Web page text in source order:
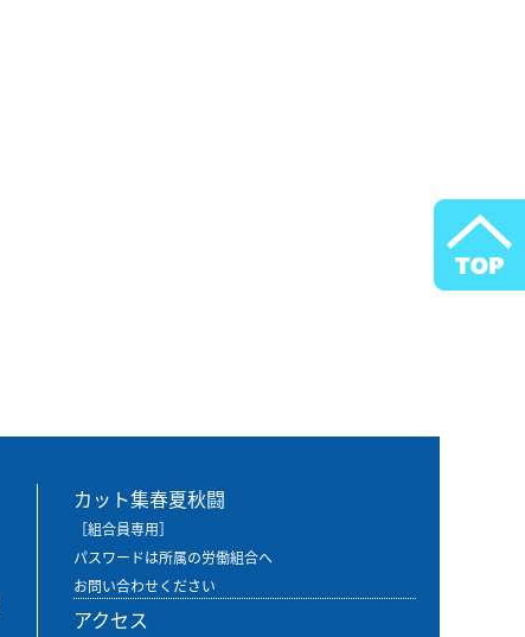
カット集春夏秋闘
［組合員専用］
パスワードは所属の労働組合へ
お問い合わせください
アクセス